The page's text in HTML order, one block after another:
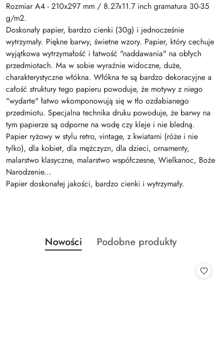
Rozmiar A4 - 210x297 mm / 8.27x11.7 inch gramatura 30-35
g/m2.
Doskonały papier, bardzo cienki (30g) i jednocześnie
wytrzymały. Piękne barwy, świetne wzory. Papier, który cechuje
wyjątkowa wytrzymałość i łatwość "naddawania" na obłych
przedmiotach. Ma w sobie wyraźnie widoczne, duże,
charakterystyczne włókna. Włókna te są bardzo dekoracyjne a
całość struktury tego papieru powoduje, że motywy z niego
"wydarte" łatwo wkomponowują się w tło ozdabianego
przedmiotu. Specjalna technika druku powoduje, że barwy na
tym papierze są odporne na wodę czy kleje i nie bledną.
Papier ryżowy w stylu retro, vintage, z kwiatami (róże i nie
tylko), dla kobiet, dla mężczyzn, dla dzieci, ornamenty,
malarstwo klasyczne, malarstwo współczesne, Wielkanoc, Boże
Narodzenie...
Papier doskonałej jakości, bardzo cienki i wytrzymały.
Pomiń karuzelę produktów
Produkty
o
Nowości
Produkty
Podobne produkty